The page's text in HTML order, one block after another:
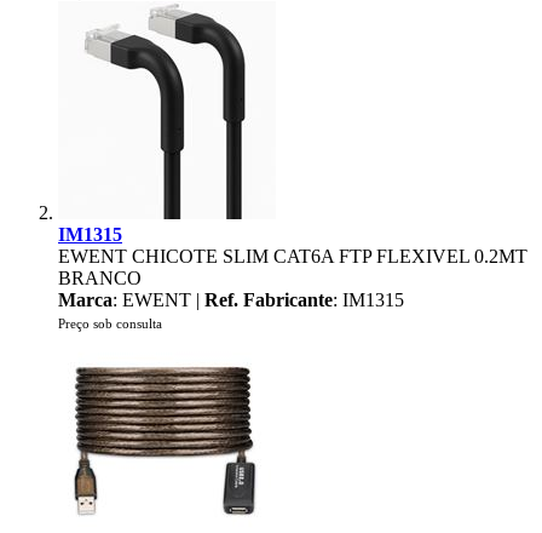
IM1315
EWENT CHICOTE SLIM CAT6A FTP FLEXIVEL 0.2MT
BRANCO
Marca: EWENT | Ref. Fabricante: IM1315
Preço sob consulta